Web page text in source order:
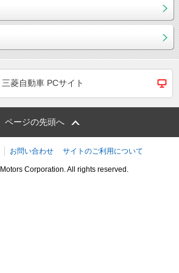
三菱自動車 PCサイト
ページの先頭へ
お問い合わせ サイトのご利用について
Corporation. All rights reserved.